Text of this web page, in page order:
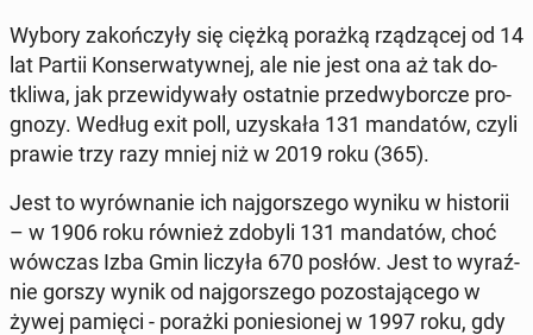
Wybory za­koń­czy­ły się ciężką porażką rzą­dzą­cej od 14
lat Partii Kon­ser­wa­tyw­nej, ale nie jest ona aż tak do­
tkli­wa, jak prze­wi­dy­wa­ły ostat­nie przed­wy­bor­cze pro­
gno­zy. Według exit poll, uzy­ska­ła 131 man­da­tów, czyli
prawie trzy razy mniej niż w 2019 roku (365).
Jest to wy­rów­na­nie ich naj­gor­sze­go wyniku w hi­sto­rii
– w 1906 roku również zdobyli 131 man­da­tów, choć
wówczas Izba Gmin liczyła 670 posłów. Jest to wy­raź­
nie gorszy wynik od naj­gor­sze­go po­zo­sta­ją­ce­go w
żywej pamięci - porażki po­nie­sio­nej w 1997 roku, gdy